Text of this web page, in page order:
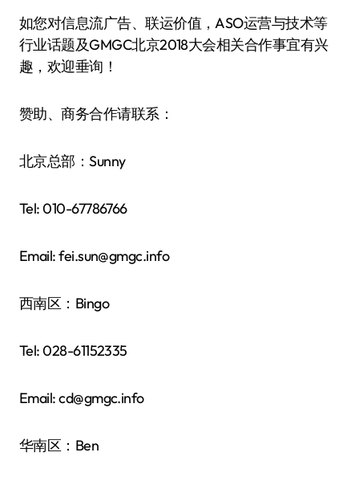
如您对信息流广告、联运价值，ASO运营与技术等
行业话题及GMGC北京2018大会相关合作事宜有兴
趣，欢迎垂询！
赞助、商务合作请联系：
北京总部：Sunny
Tel: 010-67786766
Email: fei.sun@gmgc.info
西南区：Bingo
Tel: 028-61152335
Email: cd@gmgc.info
华南区：Ben